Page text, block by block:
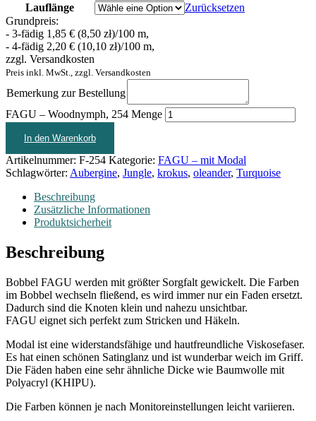
Lauflänge
Zurücksetzen
Grundpreis:
- 3-fädig 1,85 € (8,50 zł)/100 m,
- 4-fädig 2,20 € (10,10 zł)/100 m,
zzgl. Versandkosten
Preis inkl. MwSt., zzgl. Versandkosten
Bemerkung zur Bestellung
FAGU – Woodnymph, 254 Menge
In den Warenkorb
Artikelnummer: F-254 Kategorie: FAGU – mit Modal
Schlagwörter: Aubergine, Jungle, krokus, oleander, Turquoise
Beschreibung
Zusätzliche Informationen
Produktsicherheit
Beschreibung
Bobbel FAGU werden mit größter Sorgfalt gewickelt. Die Farben
im Bobbel wechseln fließend, es wird immer nur ein Faden ersetzt.
Dadurch sind die Knoten klein und nahezu unsichtbar.
FAGU eignet sich perfekt zum Stricken und Häkeln.
Modal ist eine widerstandsfähige und hautfreundliche Viskosefaser.
Es hat einen schönen Satinglanz und ist wunderbar weich im Griff.
Die Fäden haben eine sehr ähnliche Dicke wie Baumwolle mit
Polyacryl (KHIPU).
Die Farben können je nach Monitoreinstellungen leicht variieren.